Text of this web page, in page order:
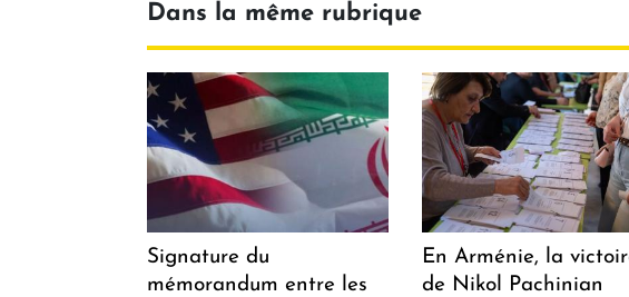
Dans la même rubrique
Signature du
mémorandum entre les
En Arménie, la
de Nikol Pachinian